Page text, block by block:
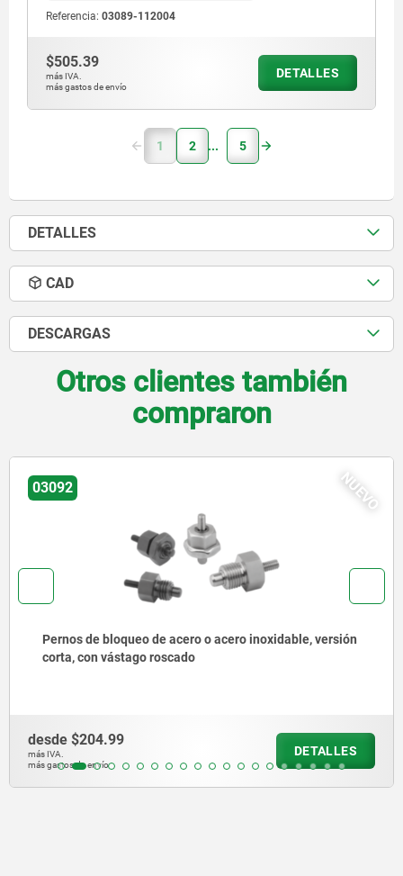
Referencia: 03089-112004
$505.39
más IVA.
más gastos de envío
DETALLES
1 2 5
DETALLES
CAD
DESCARGAS
Otros clientes también
compraron
NUEVO
03092
Pernos de bloqueo de acero o acero inoxidable con
anilla de tracción de acero inoxidable
desde$140.27
más IVA.
más gastos de envío
DETALLES